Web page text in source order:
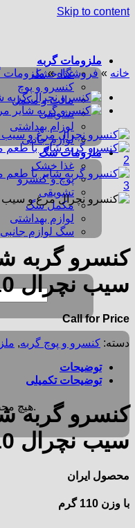
Skip to content
ملزومات گربه
غذا خشک
کنسرو و پوچ
مالت و مکمل
تشویقی
لوزام بهداشتی
لوازم جانبی
ملزومات سگ
غذا خشک
پوچ و کنسرو
تشویقی
مکمل سگ
لوازم بهداشتی
سگ لوازم
هیچ محصولی در سبد خرید نیست.
خانه » فروشگاه » ملزومات
کنسرو گربه
سیب نچرال 110 گرمی
Call for Price
دسته: کنسرو و پوچ گربه,
توضیحات
توضیحات تکمیلی
کنسرو گربه
سیب نچرال 110 گرمی
محصول ایران
با وزن 110 گرم